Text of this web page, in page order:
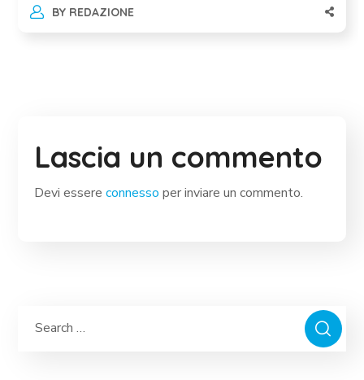
BY REDAZIONE
Lascia un commento
Devi essereconnesso per inviare un commento.